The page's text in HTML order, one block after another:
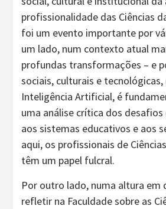
profissionalidade das Ciências
foi um evento importante por
um lado, num contexto atual
profundas transformações – e
sociais, culturais e
Inteligência Artificial, é
uma análise crítica dos desafios
aos sistemas educativos e aos
aqui, os profissionais de
têm um papel fulcral.
Por outro lado, numa altura em
refletir na Faculdade sobre as